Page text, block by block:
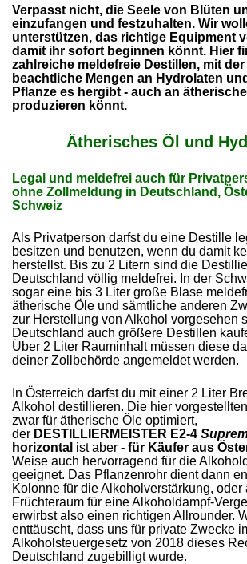
Verpasst nicht, die Seele von Blüten
einzufangen und festzuhalten. Wir
unterstützen, das richtige Equipment
damit ihr sofort beginnen könnt. Hier
zahlreiche meldefreie Destillen, mit
beachtliche Mengen an Hydrolaten
Pflanze es hergibt - auch an
produzieren könnt.
Ätherisches Öl und
Legal und meldefrei auch für
ohne Zollmeldung in Deutschland,
Schweiz
Als Privatperson darfst du eine Destille
besitzen und benutzen, wenn du damit
herstellst. Bis zu 2 Litern sind die
Deutschland völlig meldefrei. In der
sogar eine bis 3 Liter große Blase
ätherische Öle und sämtliche anderen
zur Herstellung von Alkohol vorgesehen
Deutschland auch größere Destillen
Über 2 Liter Rauminhalt müssen diese
deiner Zollbehörde angemeldet werden.
In Österreich darfst du mit einer 2 Liter
Alkohol destillieren. Die hier
zwar für ätherische Öle optimiert,
der DESTILLIERMEISTER E2-4
horizontal ist aber- für Käufer aus
Weise auch hervorragend für die
geeignet. Das Pflanzenrohr dient dann
Kolonne für die Alkoholverstärkung, oder
Früchteraum für eine Alkoholdampf-
erwirbst also einen richtigen Allrounder.
enttäuscht, dass uns für private Zwecke
Alkoholsteuergesetz von 2018 dieses
Deutschland zugebilligt wurde.